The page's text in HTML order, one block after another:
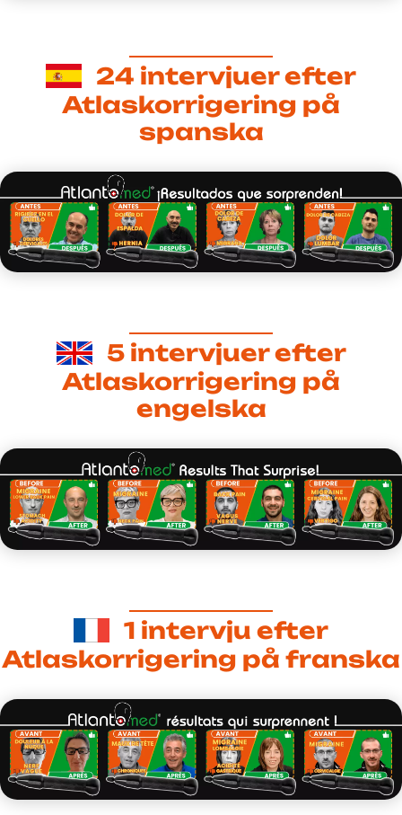
24 intervjuer efter
Atlaskorrigering på
spanska
5 intervjuer efter
Atlaskorrigering på
engelska
1 intervju efter
Atlaskorrigering på franska